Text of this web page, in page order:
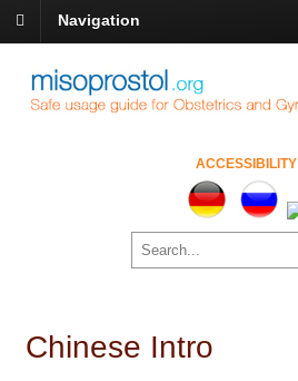
Navigation
ACCESSIBILITY
Chinese Intro